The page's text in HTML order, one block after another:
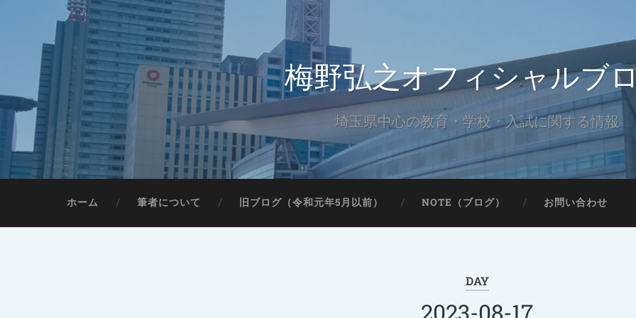
梅野弘之オフィシャルブ
埼玉県中心の教育・学校・入試に関する情報
ホーム 筆者について 旧ブログ（令和元年5月以前） NOTE（ブログ） お問い合わせ
DAY